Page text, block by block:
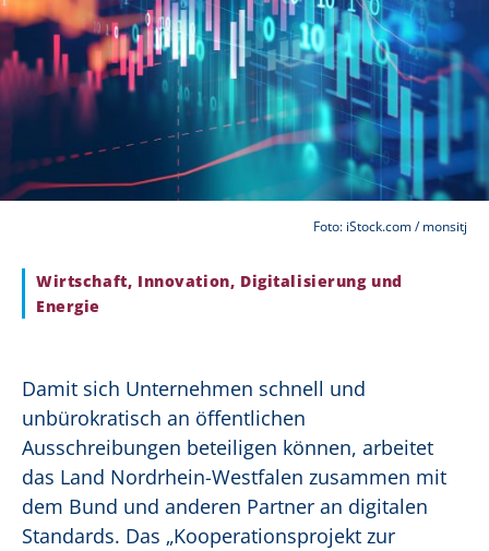
Foto: iStock.com / monsitj
Wirtschaft, Innovation, Digitalisierung und
Energie
Damit sich Unternehmen schnell und
unbürokratisch an öffentlichen
Ausschreibungen beteiligen können, arbeitet
das Land Nordrhein-Westfalen zusammen mit
dem Bund und anderen Partner an digitalen
Standards. Das „Kooperationsprojekt zur